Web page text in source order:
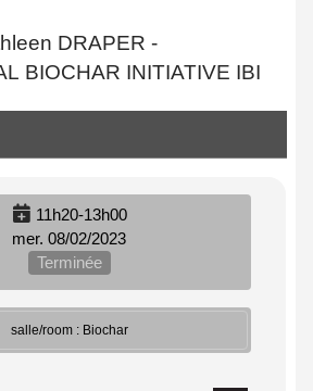
DRAPER -
BIOCHAR INITIATIVE IBI
11h20-13h00
mer. 08/02/2023
Terminée
salle/room : Biochar